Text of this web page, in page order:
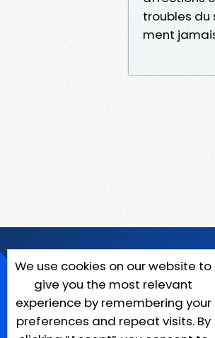
troubles du
ment
We use cookies on our website to
give you the most relevant
experience by remembering your
preferences and repeat visits. By